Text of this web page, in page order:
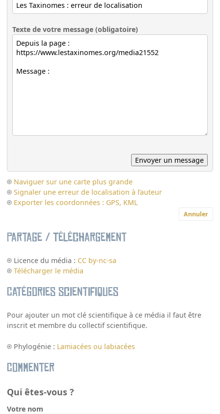
Texte de votre message (obligatoire)
Naviguer sur une carte plus grande
Signaler une erreur de localisation à l’auteur
Exporter les coordonnées : GPS, KML
Annuler
Partage / Téléchargement
Licence du média : CC by-nc-sa
Télécharger le média
Catégories scientifiques
Pour ajouter un mot clé scientifique à ce média il faut être
inscrit et membre du collectif scientifique.
Phylogénie : Lamiacées ou labiacées
Commenter
Qui êtes-vous ?
Votre nom